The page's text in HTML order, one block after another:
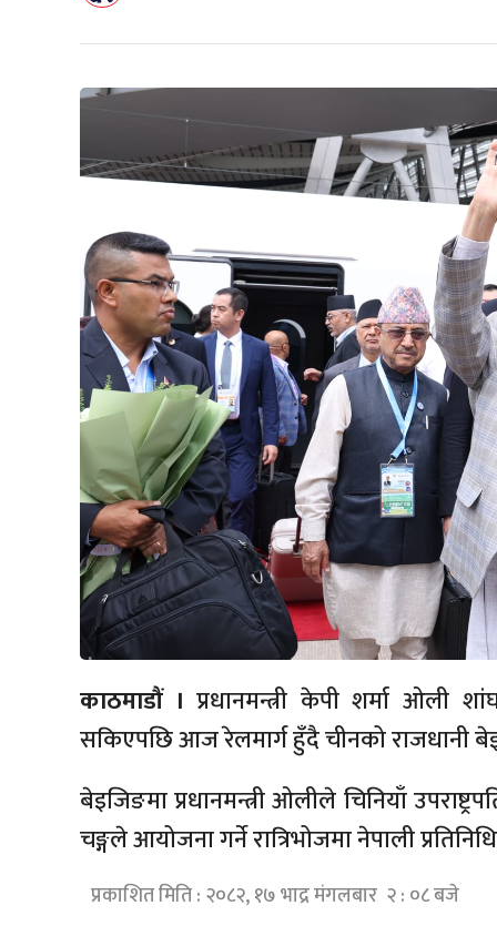
काठमाडौं । प्रधानमन्त्री केपी शर्मा ओली
सकिएपछि आज रेलमार्ग हुँदै चीनको राजधानी
बेइजिङमा प्रधानमन्त्री ओलीले चिनियाँ
चङ्गले आयोजना गर्ने रात्रिभोजमा नेपाली
प्रकाशित मिति : २०८२, १७ भाद्र मंगलबार २ : ०८ बजे